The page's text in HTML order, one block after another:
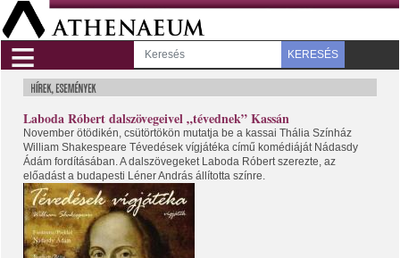
≡ KERESÉS
Laboda Róbert dalszövegeivel „tévednek” Kassán
November ötödikén, csütörtökön mutatja be a kassai Thália Színház
William Shakespeare Tévedések vígjátéka című komédiáját Nádasdy
Ádám fordításában. A dalszövegeket Laboda Róbert szerezte, az
előadást a budapesti Léner András állította színre.